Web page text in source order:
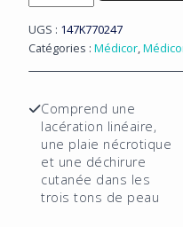
de
Pansements
adhésifs
et
avec
déchirure
cutanée
Kit
UGS : 147K770247
Catégories : Médicor,
Comprend une
lacération linéaire,
une plaie nécrotique
et une déchirure
cutanée dans les
trois tons de peau